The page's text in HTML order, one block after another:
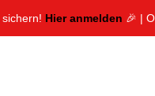
sichern! Hier anmelden 🎉 |